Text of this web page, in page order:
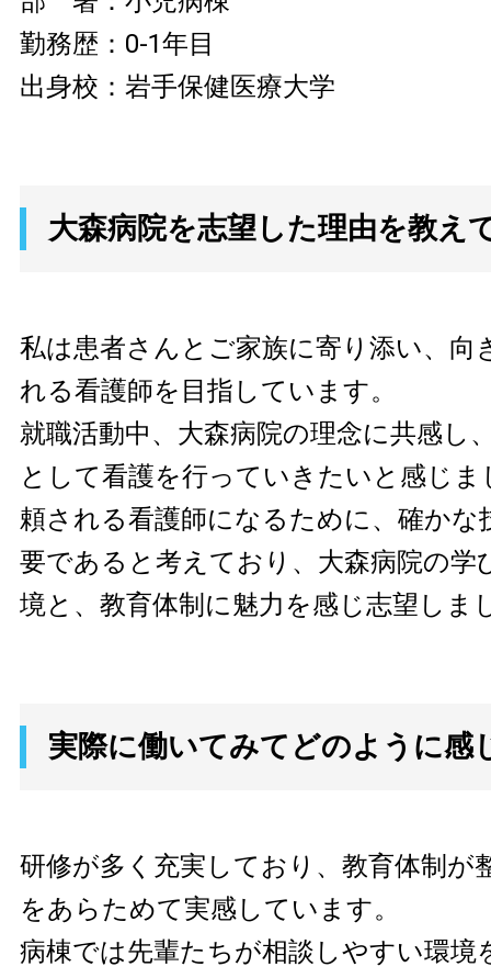
勤務歴：0-1年目
出身校：岩手保健医療大学
大森病院を志望した理由を教え
私は患者さんとご家族に寄り添い、向
れる看護師を目指しています。
就職活動中、大森病院の理念に共感し
として看護を行っていきたいと感じま
頼される看護師になるために、確かな
要であると考えており、大森病院の学
境と、教育体制に魅力を感じ志望しま
実際に働いてみてどのように感
研修が多く充実しており、教育体制が
をあらためて実感しています。
病棟では先輩たちが相談しやすい環境